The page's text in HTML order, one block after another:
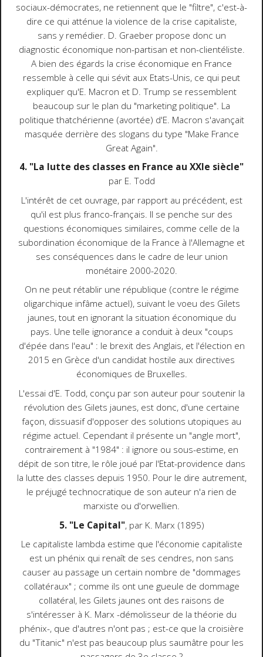
sociaux-démocrates, ne retiennent que le "filtre", c'est-à-
dire ce qui atténue la violence de la crise capitaliste,
sans y remédier. D. Graeber propose donc un
diagnostic économique non-partisan et non-clientéliste.
A bien des égards la crise économique en France
ressemble à celle qui sévit aux Etats-Unis, ce qui peut
expliquer qu'E. Macron et D. Trump se ressemblent
beaucoup sur le plan du "marketing politique". La
politique thatchérienne (avortée) d'E. Macron s'avançait
masquée derrière des slogans du type "Make France
Great Again".
4. "La lutte des classes en France au XXIe siècle"
par E. Todd
L'intérêt de cet ouvrage, par rapport au précédent, est
qu'il est plus franco-français. Il se penche sur des
questions économiques similaires, comme celle de la
subordination économique de la France à l'Allemagne et
ses conséquences dans le cadre de leur union
monétaire 2000-2020.
On ne peut rétablir une république (contre le régime
oligarchique infâme actuel), suivant le voeu des Gilets
jaunes, tout en ignorant la situation économique du
pays. Une telle ignorance a conduit à deux "coups
d'épée dans l'eau" : le brexit des Anglais, et l'élection en
2015 en Grèce d'un candidat hostile aux directives
économiques de Bruxelles.
L'essai d'E. Todd, conçu par son auteur pour soutenir la
révolution des Gilets jaunes, est donc, d'une certaine
façon, dissuasif d'opposer des solutions utopiques au
régime actuel. Cependant il présente un "angle mort",
contrairement à "1984" : il ignore ou sous-estime, en
dépit de son titre, le rôle joué par l'Etat-providence dans
la lutte des classes depuis 1950. Pour le dire autrement,
le préjugé technocratique de son auteur n'a rien de
marxiste ou d'orwellien.
5. "Le Capital", par K. Marx (1895)
Le capitaliste lambda estime que l'économie capitaliste
est un phénix qui renaît de ses cendres, non sans
causer au passage un certain nombre de "dommages
collatéraux" ; comme ils ont une gueule de dommage
collatéral, les Gilets jaunes ont des raisons de
s'intéresser à K. Marx -démolisseur de la théorie du
phénix-, que d'autres n'ont pas ; est-ce que la croisière
du "Titanic" n'est pas beaucoup plus saumâtre pour les